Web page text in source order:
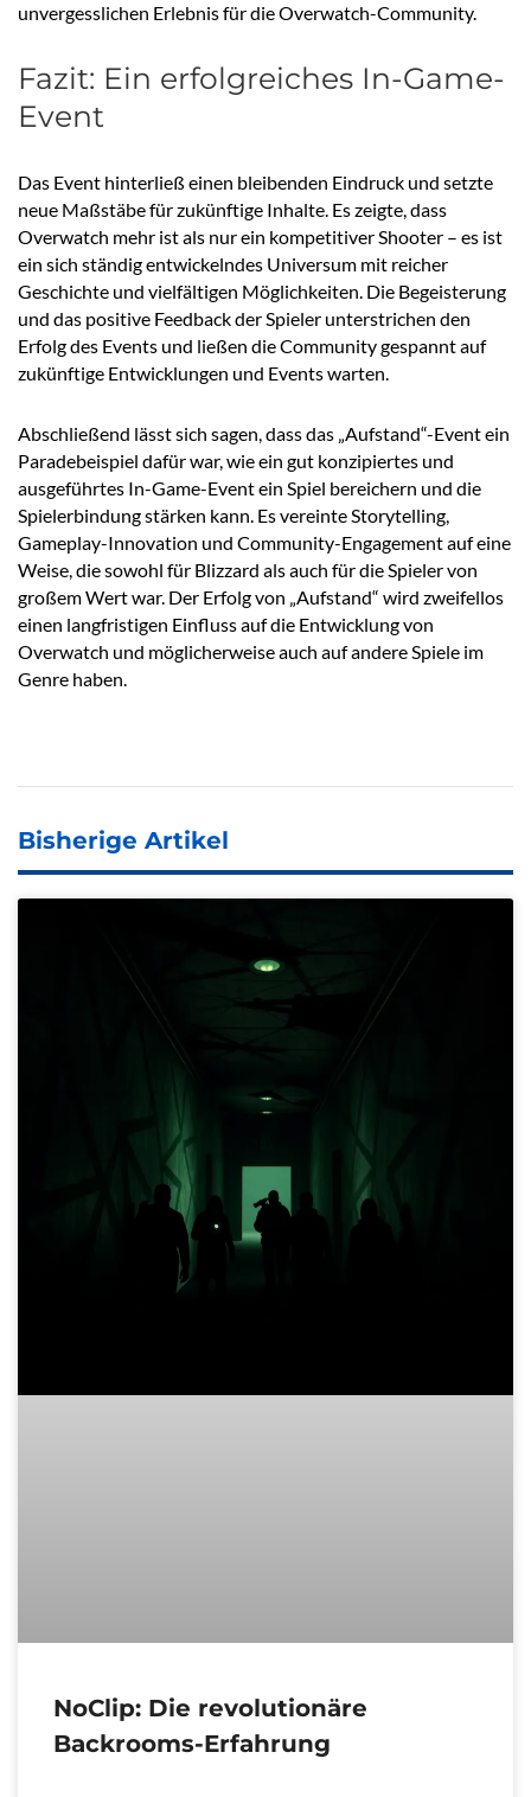
unvergesslichen Erlebnis für die Overwatch-Community.
Fazit: Ein erfolgreiches In-Game-
Event
Das Event hinterließ einen bleibenden Eindruck und setzte
neue Maßstäbe für zukünftige Inhalte. Es zeigte, dass
Overwatch mehr ist als nur ein kompetitiver Shooter – es ist
ein sich ständig entwickelndes Universum mit reicher
Geschichte und vielfältigen Möglichkeiten. Die Begeisterung
und das positive Feedback der Spieler unterstrichen den
Erfolg des Events und ließen die Community gespannt auf
zukünftige Entwicklungen und Events warten.
Abschließend lässt sich sagen, dass das „Aufstand“-Event ein
Paradebeispiel dafür war, wie ein gut konzipiertes und
ausgeführtes In-Game-Event ein Spiel bereichern und die
Spielerbindung stärken kann. Es vereinte Storytelling,
Gameplay-Innovation und Community-Engagement auf eine
Weise, die sowohl für Blizzard als auch für die Spieler von
großem Wert war. Der Erfolg von „Aufstand“ wird zweifellos
einen langfristigen Einfluss auf die Entwicklung von
Overwatch und möglicherweise auch auf andere Spiele im
Genre haben.
Bisherige Artikel
NoClip: Die revolutionäre
Backrooms-Erfahrung